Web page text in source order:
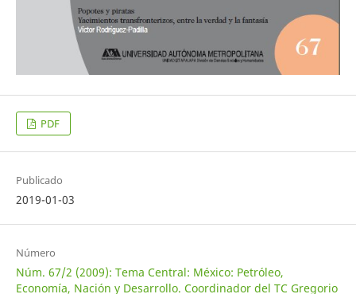
PDF
Publicado
2019-01-03
Número
Núm. 67/2 (2009): Tema Central: México: Petróleo,
Economía, Nación y Desarrollo. Coordinador del TC Gregorio